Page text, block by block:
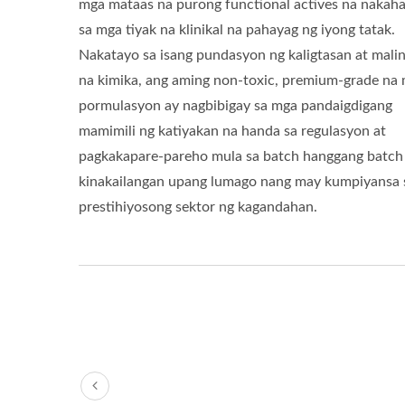
mga mataas na purong functional actives na
sa mga tiyak na klinikal na pahayag ng iyong tatak.
Nakatayo sa isang pundasyon ng kaligtasan at
na kimika, ang aming non-toxic, premium-grade na
pormulasyon ay nagbibigay sa mga pandaigdigang
mamimili ng katiyakan na handa sa regulasyon at
pagkakapare-pareho mula sa batch hanggang batch
kinakailangan upang lumago nang may kumpiyansa
prestihiyosong sektor ng kagandahan.